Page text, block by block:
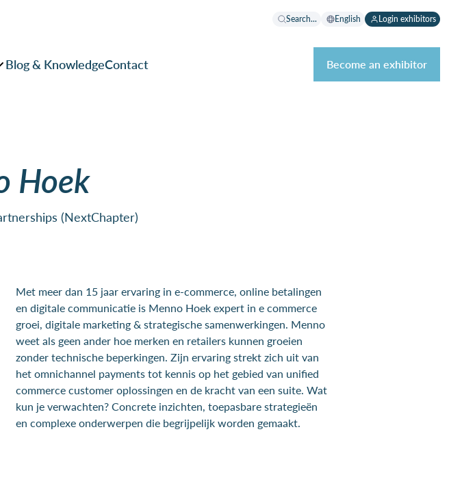
Search... English Login exhibitors
Blog & KnowledgeContact Become an exhibitor
Hoek
(NextChapter)
Met meer dan 15 jaar ervaring in e-commerce, online betalingen
en digitale communicatie is Menno Hoek expert in e commerce
groei, digitale marketing & strategische samenwerkingen. Menno
weet als geen ander hoe merken en retailers kunnen groeien
zonder technische beperkingen. Zijn ervaring strekt zich uit van
het omnichannel payments tot kennis op het gebied van unified
commerce customer oplossingen en de kracht van een suite. Wat
kun je verwachten? Concrete inzichten, toepasbare strategieën
en complexe onderwerpen die begrijpelijk worden gemaakt.